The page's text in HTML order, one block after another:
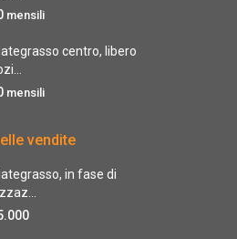
mensili
centro, libero
mensili
vendite
in fase di